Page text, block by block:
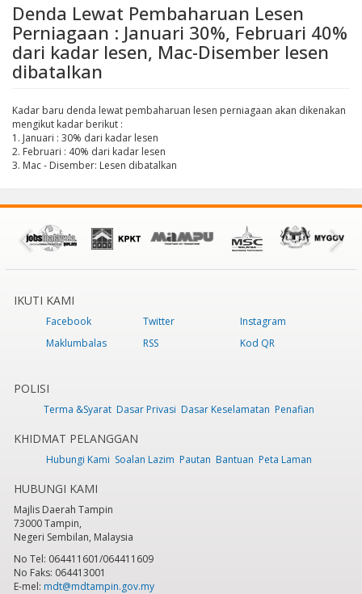
Denda Lewat Pembaharuan Lesen
Perniagaan : Januari 30%, Februari 40%
dari kadar lesen, Mac-Disember lesen
dibatalkan
Kadar baru denda lewat pembaharuan lesen perniagaan akan dikenakan
mengikut kadar berikut :
1. Januari : 30% dari kadar lesen
2. Februari : 40% dari kadar lesen
3. Mac - Disember: Lesen dibatalkan
IKUTI KAMI
Facebook Twitter
Instagram
Maklumbalas
RSS Kod QR
POLISI
Terma &Syarat Dasar Privasi Dasar Keselamatan Penafian
KHIDMAT PELANGGAN
Hubungi Kami Soalan Lazim Pautan Bantuan Peta Laman
HUBUNGI KAMI
Majlis Daerah Tampin
73000 Tampin,
Negeri Sembilan, Malaysia
No Tel: 064411601/064411609
No Faks: 064413001
E-mel: mdt@mdtampin.gov.my